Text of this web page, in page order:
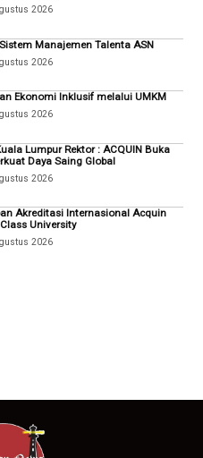
2026
Manajemen Talenta ASN
2026
Ekonomi Inklusif melalui UMKM
2026
Lumpur Rektor : ACQUIN Buka
Daya Saing Global
2026
Akreditasi Internasional Acquin
University
2026